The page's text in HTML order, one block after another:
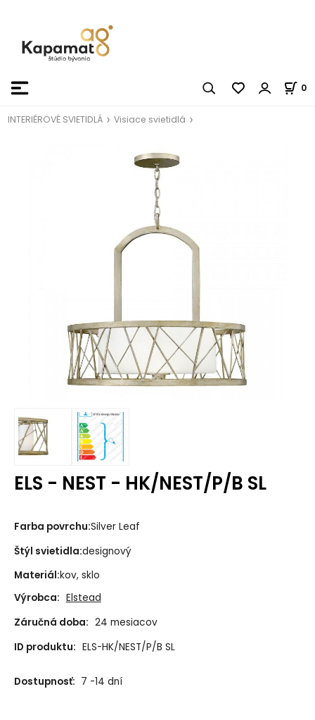
0
INTERIÉROVÉ SVIETIDLÁ Visiace svietidlá
ELS - NEST - HK/NEST/P/B SL
Farba povrchu:Silver Leaf
Štýl svietidla:designový
Materiál:kov, sklo
Výrobca: Elstead
Záručná doba: 24 mesiacov
ID produktu: ELS-HK/NEST/P/B SL
Dostupnosť: 7 -14 dní